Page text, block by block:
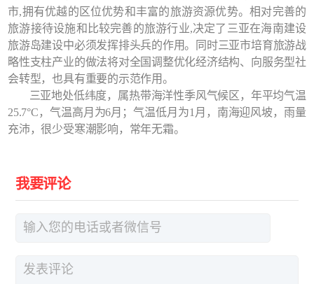
市,拥有优越的区位优势和丰富的旅游资源优势。相对完善的
旅游接待设施和比较完善的旅游行业,决定了三亚在海南建设
旅游岛建设中必须发挥排头兵的作用。同时三亚市培育旅游战
略性支柱产业的做法将对全国调整优化经济结构、向服务型社
会转型，也具有重要的示范作用。
三亚地处低纬度，属热带海洋性季风气候区，年平均气温
25.7°C，气温高月为6月；气温低月为1月，南海迎风坡，雨量
充沛，很少受寒潮影响，常年无霜。
我要评论